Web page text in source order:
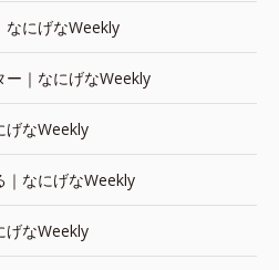
なにげなWeekly
ー｜なにげなWeekly
げなWeekly
｜なにげなWeekly
げなWeekly